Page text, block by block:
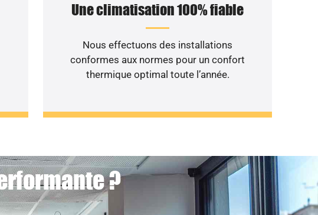
Une climatisation 100% fiable
Nous effectuons des installations
conformes aux normes pour un confort
thermique optimal toute l’année.
?